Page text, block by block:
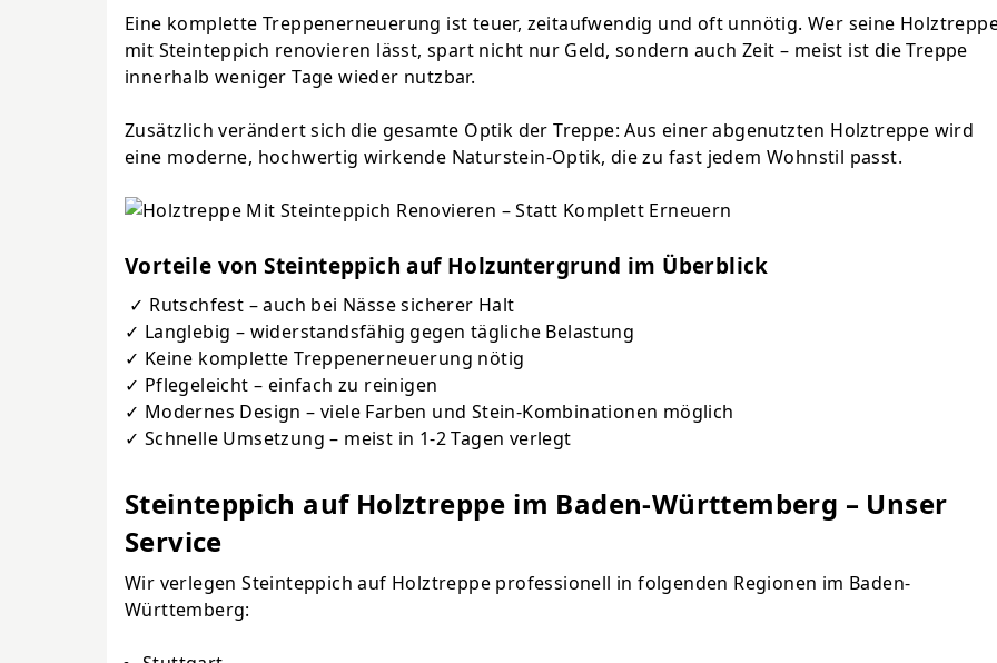
Eine komplette Treppenerneuerung ist teuer, zeitaufwendig und oft unnötig. Wer seine
mit Steinteppich renovieren lässt, spart nicht nur Geld, sondern auch Zeit – meist ist die Treppe
innerhalb weniger Tage wieder nutzbar.
Zusätzlich verändert sich die gesamte Optik der Treppe: Aus einer abgenutzten Holztreppe wird
eine moderne, hochwertig wirkende Naturstein-Optik, die zu fast jedem Wohnstil passt.
Vorteile von Steinteppich auf Holzuntergrund im Überblick
✓ Rutschfest – auch bei Nässe sicherer Halt
✓ Langlebig – widerstandsfähig gegen tägliche Belastung
✓ Keine komplette Treppenerneuerung nötig
✓ Pflegeleicht – einfach zu reinigen
✓ Modernes Design – viele Farben und Stein-Kombinationen möglich
✓ Schnelle Umsetzung – meist in 1-2 Tagen verlegt
Steinteppich auf Holztreppe im Baden-Württemberg – Unser
Service
Wir verlegen Steinteppich auf Holztreppe professionell in folgenden Regionen im Baden-
Württemberg: